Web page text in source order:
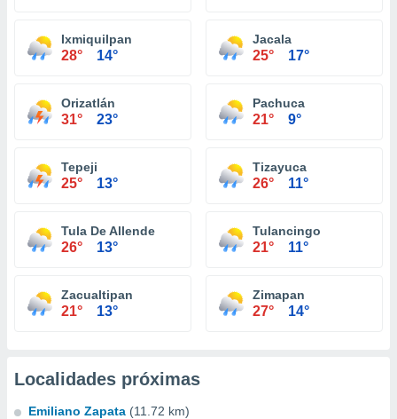
Ixmiquilpan
28° 14°
Jacala
25° 17°
Orizatlán
31° 23°
Pachuca
21° 9°
Tepeji
25° 13°
Tizayuca
26° 11°
Tula De Allende
26° 13°
Tulancingo
21° 11°
Zacualtipan
21° 13°
Zimapan
27° 14°
Localidades próximas
Emiliano Zapata (11.72 km)